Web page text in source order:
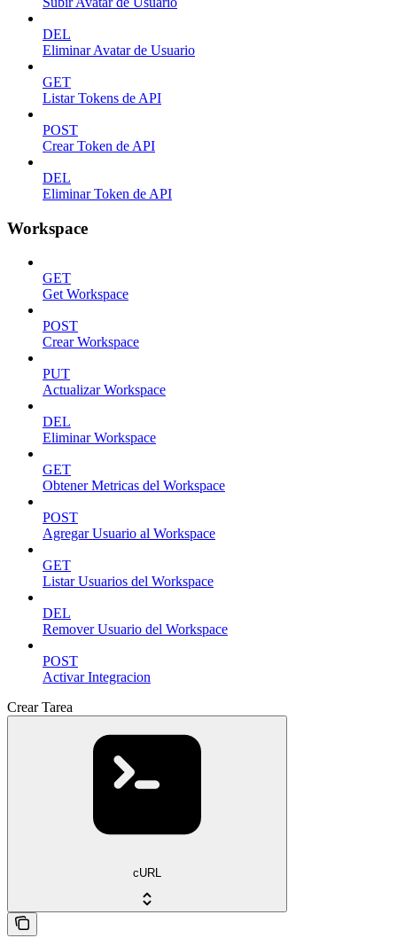
DEL
Eliminar Avatar de Usuario
GET
Listar Tokens de API
POST
Crear Token de API
DEL
Eliminar Token de API
Workspace
GET
Get Workspace
POST
Crear Workspace
PUT
Actualizar Workspace
DEL
Eliminar Workspace
GET
Obtener Metricas del Workspace
POST
Agregar Usuario al Workspace
GET
Listar Usuarios del Workspace
DEL
Remover Usuario del Workspace
POST
Activar Integracion
Crear Tarea
cURL